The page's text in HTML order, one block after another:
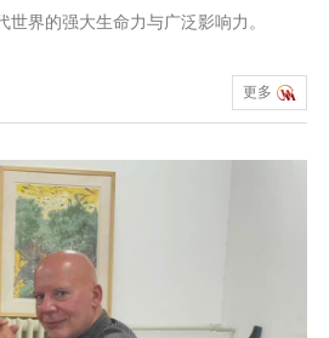
界的强大生命力与广泛影响力。
更多